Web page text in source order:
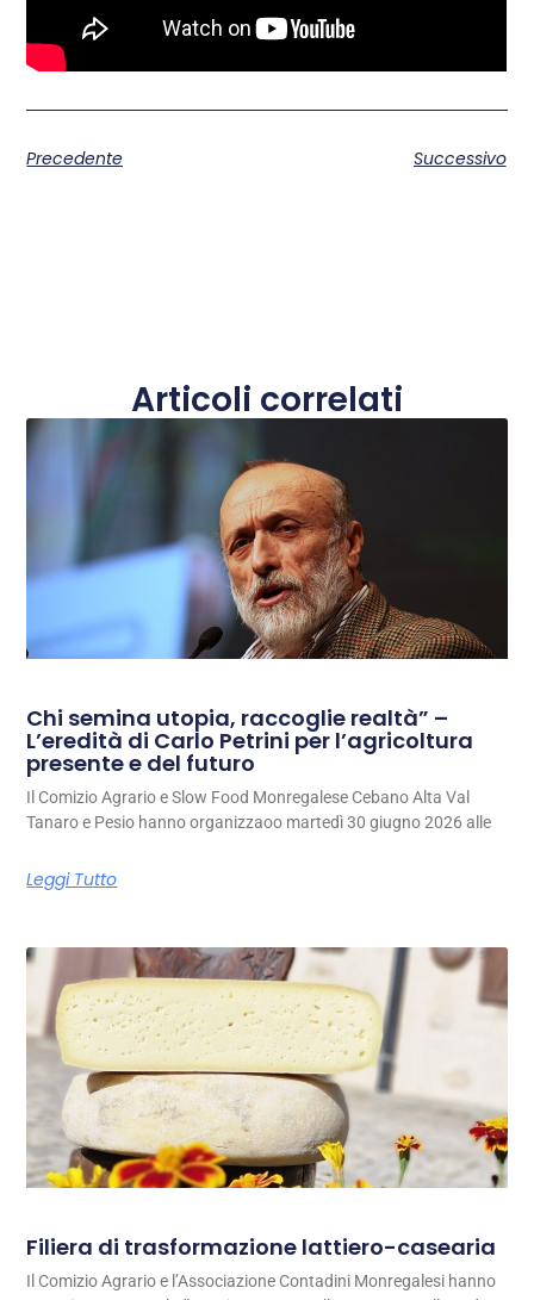
Precedente Successivo
Articoli correlati
Chi semina utopia, raccoglie realtà” –
L’eredità di Carlo Petrini per l’agricoltura
presente e del futuro
Il Comizio Agrario e Slow Food Monregalese Cebano Alta Val
Tanaro e Pesio hanno organizzaoo martedì 30 giugno 2026 alle
Leggi Tutto
Filiera di trasformazione lattiero-casearia
Il Comizio Agrario e l’Associazione Contadini Monregalesi hanno